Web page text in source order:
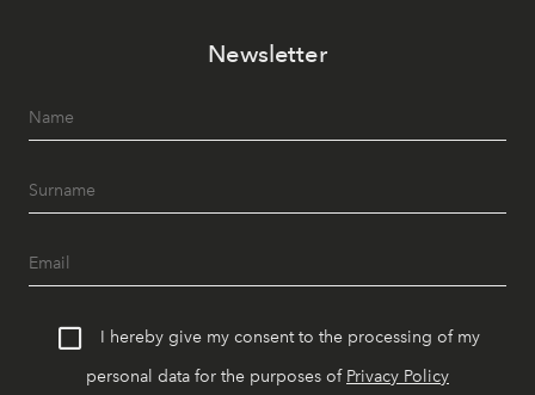
Newsletter
I hereby give my consent to the processing of my
personal data for the purposes of Privacy Policy